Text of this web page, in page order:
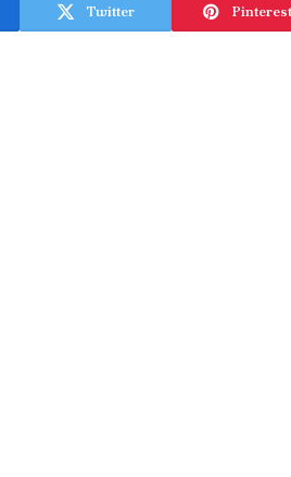
Twitter Pinterest